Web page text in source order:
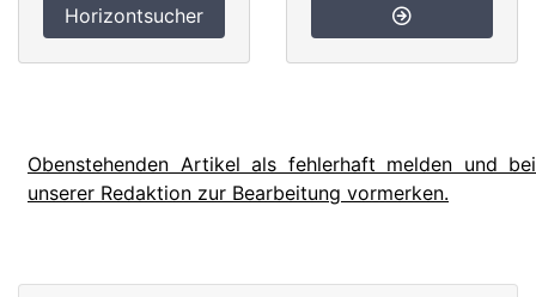
Horizontsucher
Obenstehenden Artikel als fehlerhaft melden und bei
unserer Redaktion zur Bearbeitung vormerken.